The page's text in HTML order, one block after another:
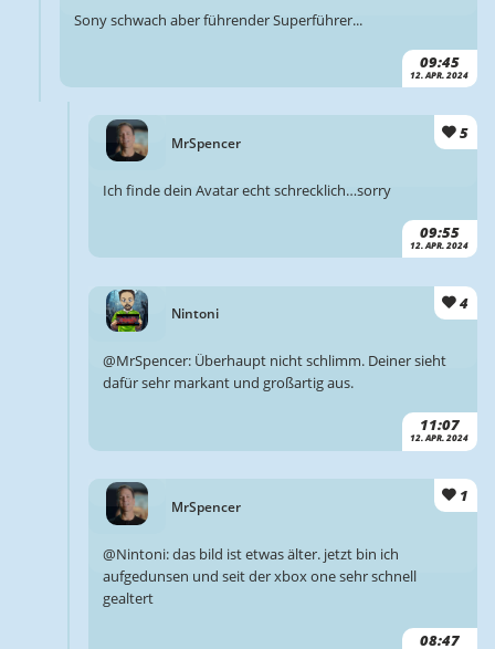
09:45
12. APR. 2024
Sony schwach aber führender Superführer...
MrSpencer
5
09:55
12. APR. 2024
Ich finde dein Avatar echt schrecklich…sorry
Nintoni
4
11:07
12. APR. 2024
@MrSpencer: Überhaupt nicht schlimm. Deiner sieht
dafür sehr markant und großartig aus.
MrSpencer
1
08:47
@Nintoni: das bild ist etwas älter. jetzt bin ich
aufgedunsen und seit der xbox one sehr schnell
gealtert